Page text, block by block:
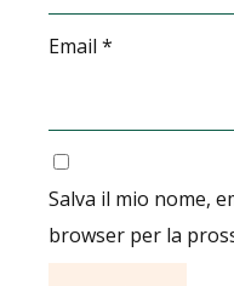
Email*
Salva il mio nome,
browser per la